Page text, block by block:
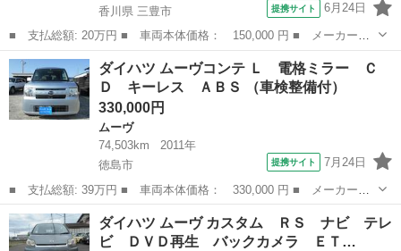
香川県 三豊市
提携サイト 6月24日
■ 支払総額: 20万円 ■ 車両本体価格： 150,000 円 ■ メーカー
名： ダイハツ ■ 車種名： ムーヴ ■ グレード名： Ｌ ＳＡ
／スマアシ／エコアイドル／キーレス ■ 排気量： 660cc ■ ドア枚
数： ...
香川 三豊市 ムーヴ
ダイハツ ムーヴコンテ Ｌ 電格ミラー Ｃ
Ｄ キーレス ＡＢＳ （車検整備付）
330,000円
ムーヴ
74,503km
2011年
徳島市
提携サイト 7月24日
■ 支払総額: 39万円 ■ 車両本体価格： 330,000 円 ■ メーカー
名： ダイハツ ■ 車種名： ムーヴコンテ ■ グレード名： Ｌ
電格ミラー ＣＤ キーレス ＡＢＳ ■ 排気量： 660cc ■ ドア枚
数： ...
徳島 徳島市 ムーヴ
ダイハツ ムーヴ カスタム ＲＳ ナビ テレ
ビ ＤＶＤ再生 バックカメラ ＥＴ…